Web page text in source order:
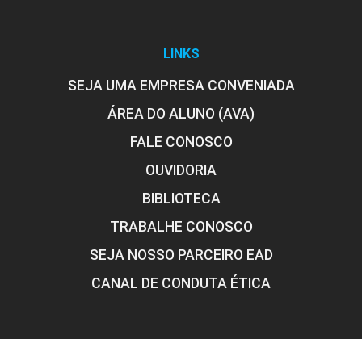
LINKS
SEJA UMA EMPRESA CONVENIADA
ÁREA DO ALUNO (AVA)
FALE CONOSCO
OUVIDORIA
BIBLIOTECA
TRABALHE CONOSCO
SEJA NOSSO PARCEIRO EAD
CANAL DE CONDUTA ÉTICA